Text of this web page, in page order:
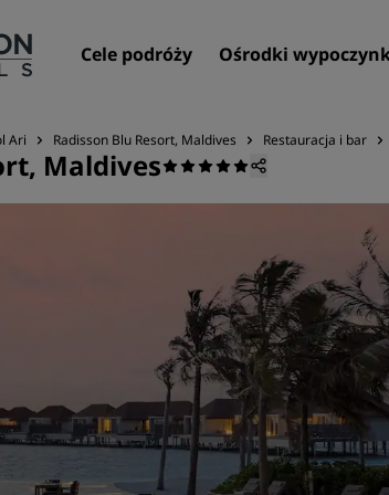
Cele podróży Ośrodki
Ari Radisson Blu Resort, Maldives Restauracja i bar
Maldives